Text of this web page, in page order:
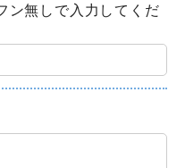
ン無しで入力してくだ